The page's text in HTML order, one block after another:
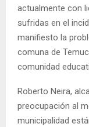
actualmente con
sufridas en el
manifiesto la
comuna de
comunidad
Roberto Neira,
preocupación al
municipalidad